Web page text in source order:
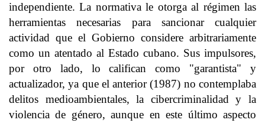
independiente. La normativa le otorga al régimen las
herramientas necesarias para sancionar cualquier
actividad que el Gobierno considere arbitrariamente
como un atentado al Estado cubano. Sus impulsores,
por otro lado, lo califican como "garantista" y
actualizador, ya que el anterior (1987) no contemplaba
delitos medioambientales, la cibercriminalidad y la
violencia de género, aunque en este último aspecto